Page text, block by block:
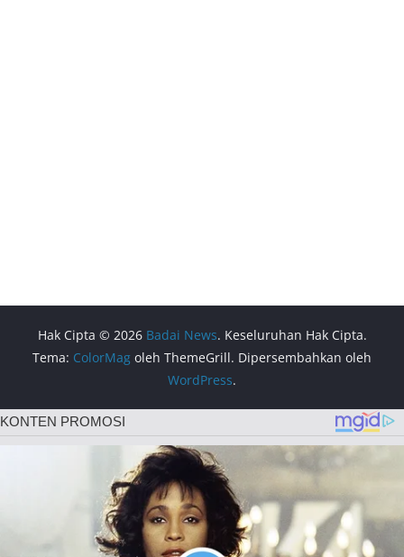
Hak Cipta © 2026 Badai News. Keseluruhan Hak Cipta.
Tema: ColorMag oleh ThemeGrill. Dipersembahkan oleh
WordPress.